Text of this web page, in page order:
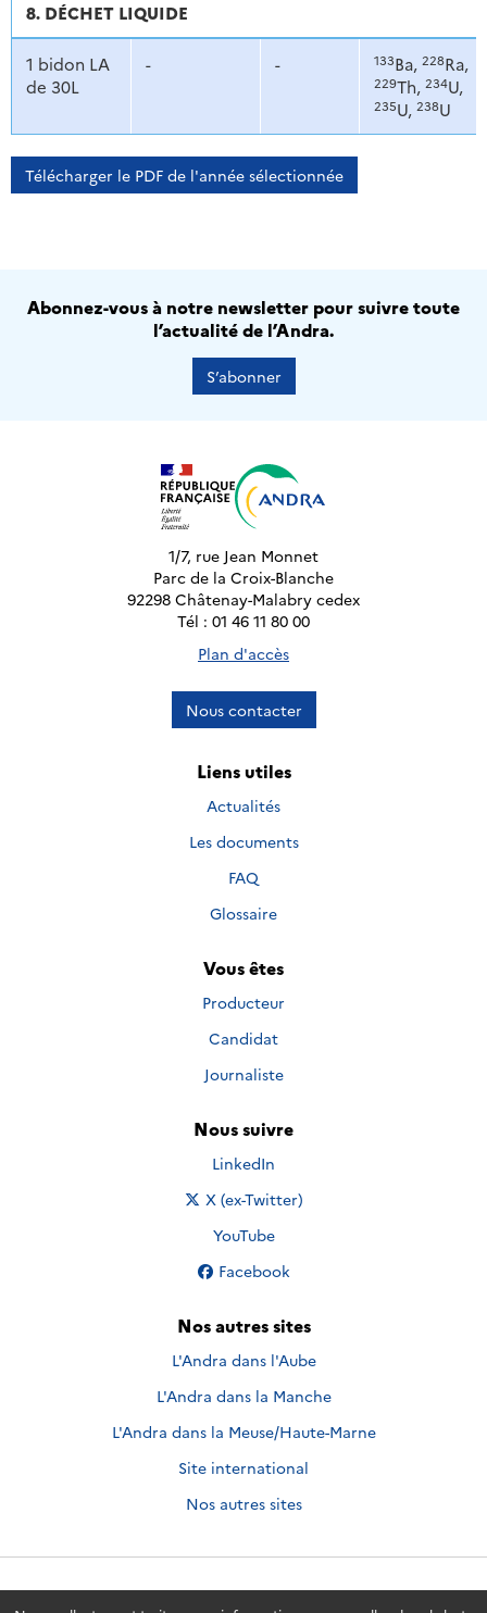
8. DÉCHET LIQUIDE
1 bidon LA
de 30L
- - 133Ba, 228Ra,
229Th, 234U,
235U, 238U
Télécharger le PDF de l'année sélectionnée
Abonnez-vous à notre newsletter pour suivre toute
l’actualité de l’Andra.
S’abonner
1/7, rue Jean Monnet
Parc de la Croix-Blanche
92298 Châtenay-Malabry cedex
Tél : 01 46 11 80 00
Plan d'accès
Nous contacter
Liens utiles
Actualités
Les documents
FAQ
Glossaire
Vous êtes
Producteur
Candidat
Journaliste
Nous suivre
Nous suivre sur
LinkedIn
Nous suivre sur
X (ex-Twitter)
Nous suivre sur
YouTube
Nous suivre sur
Facebook
Nos autres sites
L'Andra dans l'Aube
L'Andra dans la Manche
L'Andra dans la Meuse/Haute-Marne
Site international
Nos autres sites
Andra.fr © 2026 - Andra. Tous droits réservés.